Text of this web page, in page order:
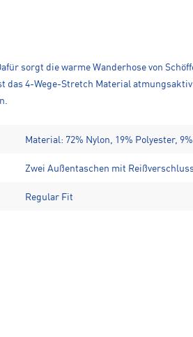
sorgt die warme Wanderhose von
4-Wege-Stretch Material
Material: 72% Nylon, 19% Polyester,
Zwei Außentaschen mit
Regular Fit